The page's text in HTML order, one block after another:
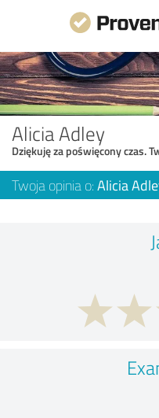
Alicia Adley
Dziękuję za poświęcony czas.
Twoja opinia o: Alicia